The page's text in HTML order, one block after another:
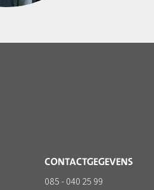
CONTACTGEGEVENS
085 - 040 25 99